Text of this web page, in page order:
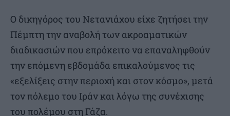
Ο δικηγόρος του Νετανιάχου είχε ζητήσει την
Πέμπτη την αναβολή των ακροαματικών
διαδικασιών που επρόκειτο να επαναληφθούν
την επόμενη εβδομάδα επικαλούμενος τις
«εξελίξεις στην περιοχή και στον κόσμο», μετά
τον πόλεμο του Ιράν και λόγω της συνέχισης
του πολέμου στη Γάζα.